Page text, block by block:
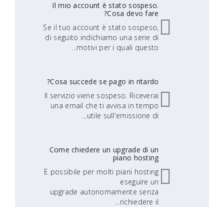
Il mio account è stato sospeso.
Cosa devo fare?
Se il tuo account è stato sospeso,
di seguito indichiamo una serie di
motivi per i quali questo...
Cosa succede se pago in ritardo?
Il servizio viene sospeso. Riceverai
una email che ti avvisa in tempo
utile sull'emissione di...
Come chiedere un upgrade di un
piano hosting
E possibile per molti piani hosting
eseguire un
upgrade autonomamente senza
richiedere il...